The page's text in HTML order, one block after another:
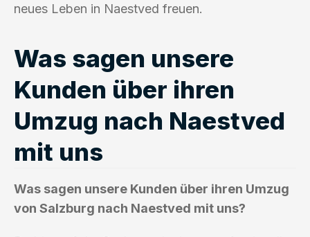
neues Leben in Naestved freuen.
Was sagen unsere
Kunden über ihren
Umzug nach Naestved
mit uns
Was sagen unsere Kunden über ihren Umzug
von Salzburg nach Naestved mit uns?